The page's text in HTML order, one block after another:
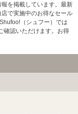
を掲載しています。最新
で実施中のお得なセール
（シュフー）では
確認いただけます。お得